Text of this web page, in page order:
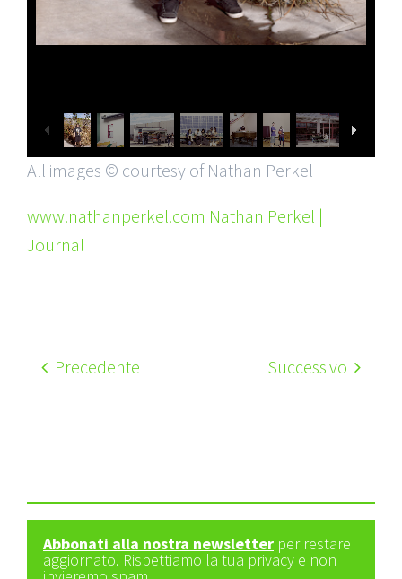
All images © courtesy of Nathan Perkel
www.nathanperkel.com Nathan Perkel |
Journal
Precedente Successivo
Abbonati alla nostra newsletter per restare
aggiornato. Rispettiamo la tua privacy e non